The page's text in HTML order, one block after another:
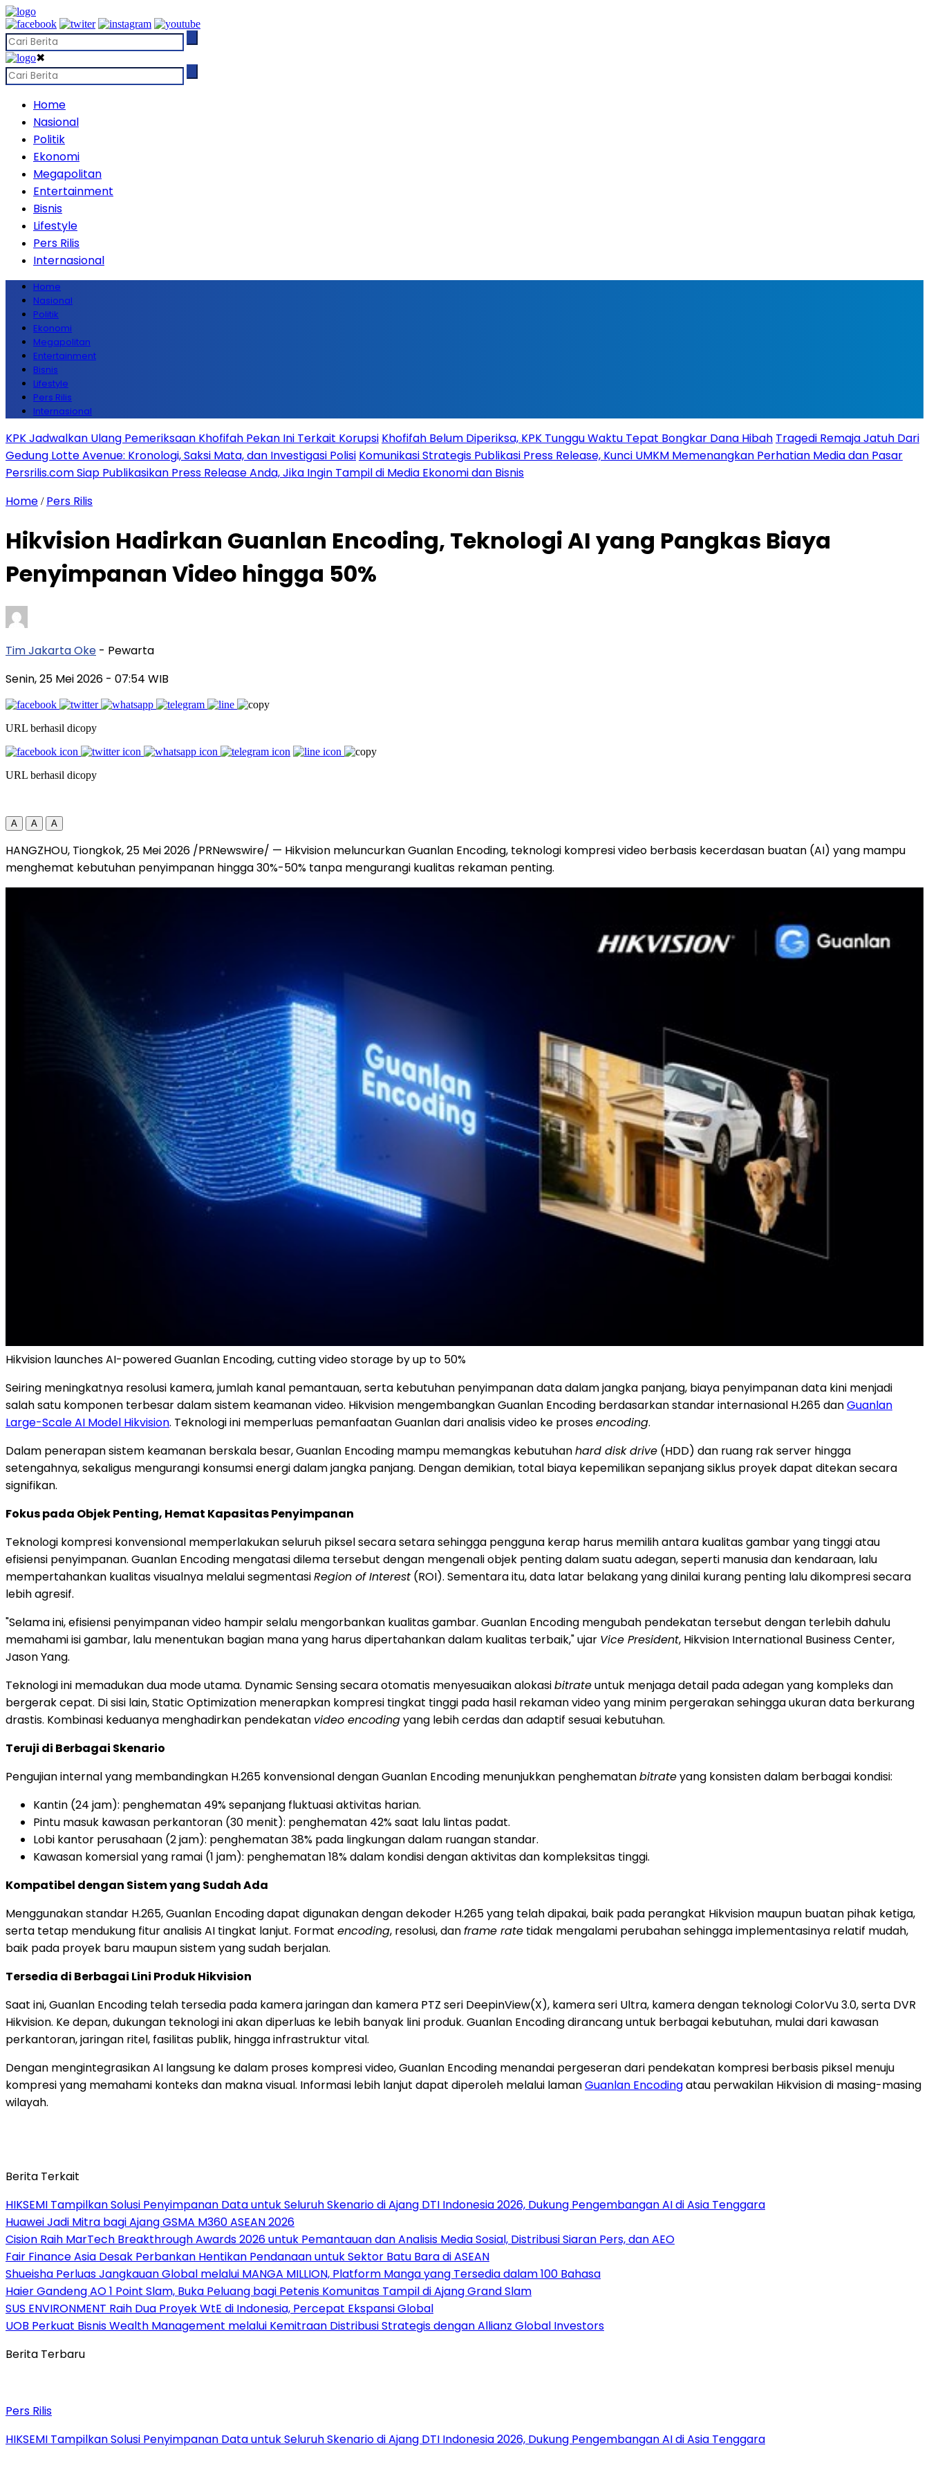
✖
Home
Nasional
Politik
Ekonomi
Megapolitan
Entertainment
Bisnis
Lifestyle
Pers Rilis
Internasional
Home
Nasional
Politik
Ekonomi
Megapolitan
Entertainment
Bisnis
Lifestyle
Pers Rilis
Internasional
KPK Jadwalkan Ulang Pemeriksaan Khofifah Pekan Ini Terkait Korupsi Khofifah Belum Diperiksa, KPK Tunggu Waktu Tepat Bongkar Dana Hibah Tragedi Remaja Jatuh Dari
Gedung Lotte Avenue: Kronologi, Saksi Mata, dan Investigasi Polisi Komunikasi Strategis Publikasi Press Release, Kunci UMKM Memenangkan Perhatian Media dan Pasar
Persrilis.com Siap Publikasikan Press Release Anda, Jika Ingin Tampil di Media Ekonomi dan Bisnis
Home / Pers Rilis
Hikvision Hadirkan Guanlan Encoding, Teknologi AI yang Pangkas Biaya
Penyimpanan Video hingga 50%
Tim Jakarta Oke - Pewarta
Senin, 25 Mei 2026 - 07:54 WIB
URL berhasil dicopy
URL berhasil dicopy
A A A
HANGZHOU, Tiongkok, 25 Mei 2026 /PRNewswire/ — Hikvision meluncurkan Guanlan Encoding, teknologi kompresi video berbasis kecerdasan buatan (AI) yang mampu
menghemat kebutuhan penyimpanan hingga 30%-50% tanpa mengurangi kualitas rekaman penting.
Hikvision launches AI-powered Guanlan Encoding, cutting video storage by up to 50%
Seiring meningkatnya resolusi kamera, jumlah kanal pemantauan, serta kebutuhan penyimpanan data dalam jangka panjang, biaya penyimpanan data kini menjadi
salah satu komponen terbesar dalam sistem keamanan video. Hikvision mengembangkan Guanlan Encoding berdasarkan standar internasional H.265 danGuanlan
Large-Scale AI Model Hikvision. Teknologi ini memperluas pemanfaatan Guanlan dari analisis video ke prosesencoding.
Dalam penerapan sistem keamanan berskala besar, Guanlan Encoding mampu memangkas kebutuhanhard disk drive (HDD) dan ruang rak server hingga
setengahnya, sekaligus mengurangi konsumsi energi dalam jangka panjang. Dengan demikian, total biaya kepemilikan sepanjang siklus proyek dapat ditekan secara
signifikan.
Fokus pada Objek Penting, Hemat Kapasitas Penyimpanan
Teknologi kompresi konvensional memperlakukan seluruh piksel secara setara sehingga pengguna kerap harus memilih antara kualitas gambar yang tinggi atau
efisiensi penyimpanan. Guanlan Encoding mengatasi dilema tersebut dengan mengenali objek penting dalam suatu adegan, seperti manusia dan kendaraan, lalu
mempertahankan kualitas visualnya melalui segmentasiRegion of Interest (ROI). Sementara itu, data latar belakang yang dinilai kurang penting lalu dikompresi secara
lebih agresif.
"Selama ini, efisiensi penyimpanan video hampir selalu mengorbankan kualitas gambar. Guanlan Encoding mengubah pendekatan tersebut dengan terlebih dahulu
memahami isi gambar, lalu menentukan bagian mana yang harus dipertahankan dalam kualitas terbaik," ujar Vice President, Hikvision International Business Center,
Jason Yang.
Teknologi ini memadukan dua mode utama. Dynamic Sensing secara otomatis menyesuaikan alokasibitrateuntuk menjaga detail pada adegan yang kompleks dan
bergerak cepat. Di sisi lain, Static Optimization menerapkan kompresi tingkat tinggi pada hasil rekaman video yang minim pergerakan sehingga ukuran data berkurang
drastis. Kombinasi keduanya menghadirkan pendekatan video encodingyang lebih cerdas dan adaptif sesuai kebutuhan.
Teruji di Berbagai Skenario
Pengujian internal yang membandingkan H.265 konvensional dengan Guanlan Encoding menunjukkan penghematanbitrateyang konsisten dalam berbagai kondisi:
Kantin (24 jam): penghematan 49% sepanjang fluktuasi aktivitas harian.
Pintu masuk kawasan perkantoran (30 menit): penghematan 42% saat lalu lintas padat.
Lobi kantor perusahaan (2 jam): penghematan 38% pada lingkungan dalam ruangan standar.
Kawasan komersial yang ramai (1 jam): penghematan 18% dalam kondisi dengan aktivitas dan kompleksitas tinggi.
Kompatibel dengan Sistem yang Sudah Ada
Menggunakan standar H.265, Guanlan Encoding dapat digunakan dengan dekoder H.265 yang telah dipakai, baik pada perangkat Hikvision maupun buatan pihak ketiga,
serta tetap mendukung fitur analisis AI tingkat lanjut. Format encoding, resolusi, danframe rate tidak mengalami perubahan sehingga implementasinya relatif mudah,
baik pada proyek baru maupun sistem yang sudah berjalan.
Tersedia di Berbagai Lini Produk Hikvision
Saat ini, Guanlan Encoding telah tersedia pada kamera jaringan dan kamera PTZ seri DeepinView(X), kamera seri Ultra, kamera dengan teknologi ColorVu 3.0, serta DVR
Hikvision. Ke depan, dukungan teknologi ini akan diperluas ke lebih banyak lini produk. Guanlan Encoding dirancang untuk berbagai kebutuhan, mulai dari kawasan
perkantoran, jaringan ritel, fasilitas publik, hingga infrastruktur vital.
Dengan mengintegrasikan AI langsung ke dalam proses kompresi video, Guanlan Encoding menandai pergeseran dari pendekatan kompresi berbasis piksel menuju
kompresi yang memahami konteks dan makna visual. Informasi lebih lanjut dapat diperoleh melalui lamanGuanlan Encodingatau perwakilan Hikvision di masing-masing
wilayah.
Berita Terkait
HIKSEMI Tampilkan Solusi Penyimpanan Data untuk Seluruh Skenario di Ajang DTI Indonesia 2026, Dukung Pengembangan AI di Asia Tenggara
Huawei Jadi Mitra bagi Ajang GSMA M360 ASEAN 2026
Cision Raih MarTech Breakthrough Awards 2026 untuk Pemantauan dan Analisis Media Sosial, Distribusi Siaran Pers, dan AEO
Fair Finance Asia Desak Perbankan Hentikan Pendanaan untuk Sektor Batu Bara di ASEAN
Shueisha Perluas Jangkauan Global melalui MANGA MILLION, Platform Manga yang Tersedia dalam 100 Bahasa
Haier Gandeng AO 1 Point Slam, Buka Peluang bagi Petenis Komunitas Tampil di Ajang Grand Slam
SUS ENVIRONMENT Raih Dua Proyek WtE di Indonesia, Percepat Ekspansi Global
UOB Perkuat Bisnis Wealth Management melalui Kemitraan Distribusi Strategis dengan Allianz Global Investors
Berita Terbaru
Pers Rilis
HIKSEMI Tampilkan Solusi Penyimpanan Data untuk Seluruh Skenario di Ajang DTI Indonesia 2026, Dukung Pengembangan AI di Asia Tenggara